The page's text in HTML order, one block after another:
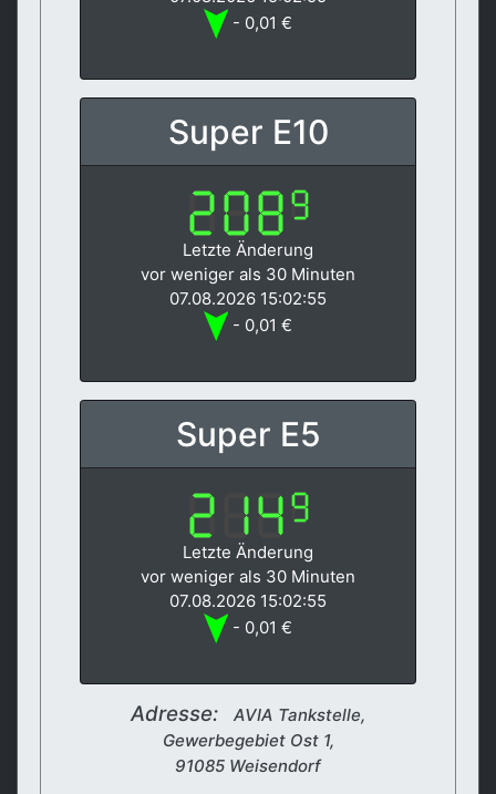
- 0,01 €
Super E10
Letzte Änderung
vor weniger als 30 Minuten
07.08.2026 15:02:55
- 0,01 €
Super E5
Letzte Änderung
vor weniger als 30 Minuten
07.08.2026 15:02:55
- 0,01 €
Adresse:
AVIA Tankstelle,
Gewerbegebiet Ost 1,
91085 Weisendorf